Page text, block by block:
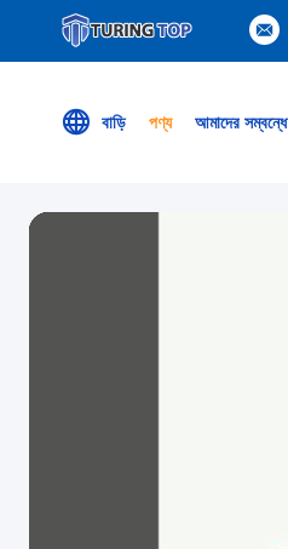
বাড়ি পণ্য আমাদের সম্বন্ধে